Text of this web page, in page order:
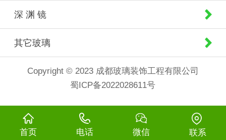
深 渊 镜
其它玻璃
Copyright © 2023 成都玻璃装饰工程有限公司
蜀ICP备2022028611号
首页 电话 微信 联系